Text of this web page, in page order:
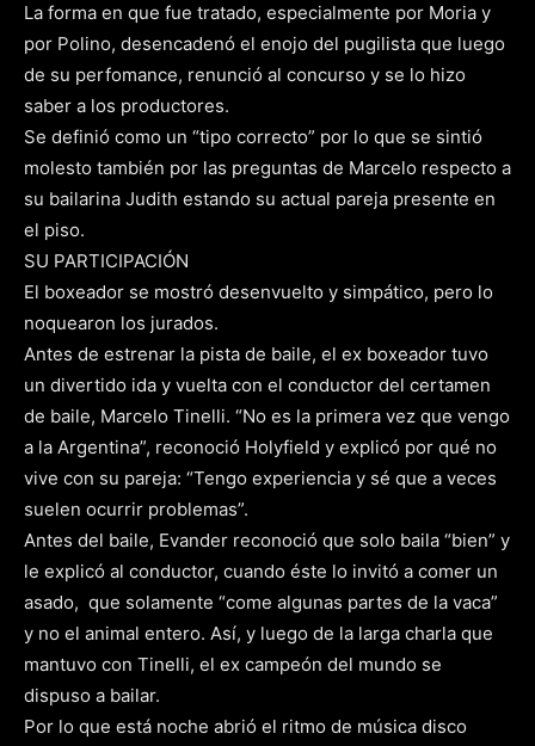
La forma en que fue tratado, especialmente por Moria y
por Polino, desencadenó el enojo del pugilista que luego
de su perfomance, renunció al concurso y se lo hizo
saber a los productores.
Se definió como un “tipo correcto” por lo que se sintió
molesto también por las preguntas de Marcelo respecto a
su bailarina Judith estando su actual pareja presente en
el piso.
SU PARTICIPACIÓN
El boxeador se mostró desenvuelto y simpático, pero lo
noquearon los jurados.
Antes de estrenar la pista de baile, el ex boxeador tuvo
un divertido ida y vuelta con el conductor del certamen
de baile, Marcelo Tinelli. “No es la primera vez que vengo
a la Argentina”, reconoció Holyfield y explicó por qué no
vive con su pareja: “Tengo experiencia y sé que a veces
suelen ocurrir problemas”.
Antes del baile, Evander reconoció que solo baila “bien” y
le explicó al conductor, cuando éste lo invitó a comer un
asado, que solamente “come algunas partes de la vaca”
y no el animal entero. Así, y luego de la larga charla que
mantuvo con Tinelli, el ex campeón del mundo se
dispuso a bailar.
Por lo que está noche abrió el ritmo de música disco